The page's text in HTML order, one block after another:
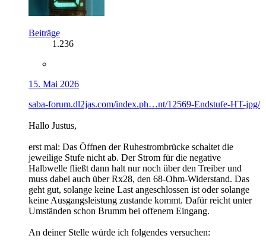
Beiträge
1.236
15. Mai 2026
saba-forum.dl2jas.com/index.ph…nt/12569-Endstufe-HT-jpg/
Hallo Justus,
erst mal: Das Öffnen der Ruhestrombrücke schaltet die
jeweilige Stufe nicht ab. Der Strom für die negative
Halbwelle fließt dann halt nur noch über den Treiber und
muss dabei auch über Rx28, den 68-Ohm-Widerstand. Das
geht gut, solange keine Last angeschlossen ist oder solange
keine Ausgangsleistung zustande kommt. Dafür reicht unter
Umständen schon Brumm bei offenem Eingang.
An deiner Stelle würde ich folgendes versuchen: